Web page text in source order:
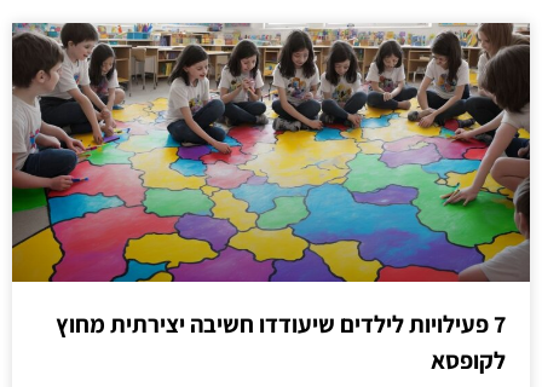
7 פעילויות לילדים שיעודדו חשיבה יצירתית מחוץ
לקופסא